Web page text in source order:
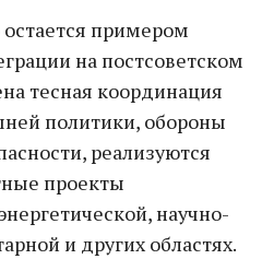
примером
на постсоветском
тесная координация
политики, обороны
реализуются
проекты
научно-
и других областях.